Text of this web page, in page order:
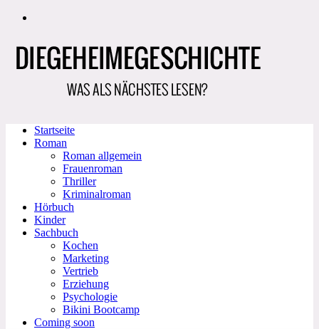
Zum
Startseite
Roman
Roman allgemein
Frauenroman
Thriller
Kriminalroman
Hörbuch
Kinder
Sachbuch
Kochen
Marketing
Vertrieb
Erziehung
Psychologie
Bikini Bootcamp
Coming soon